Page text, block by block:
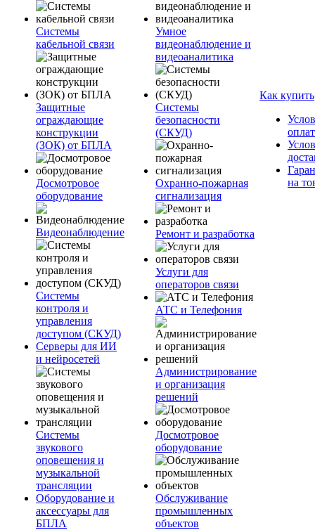
Системы
кабельной связи
Защитные
ограждающие
конструкции
(ЗОК) от БПЛА
Досмотровое
оборудование
Видеонаблюдение
Системы
контроля и
управления
доступом (СКУД)
Серверы для ИИ
и нейросетей
Системы
звукового
оповещения и
музыкальной
трансляции
Оборудование и
аксессуары для
БПЛА
Умное
видеонаблюдение и
видеоаналитика
Системы
безопасности
(СКУД)
Охранно-пожарная
сигнализация
Ремонт и разработка
Услуги для
операторов связи
АТС и Телефония
Администрирование
и организация
решений
Досмотровое
оборудование
Обслуживание
промышленных
объектов
Как купить
на